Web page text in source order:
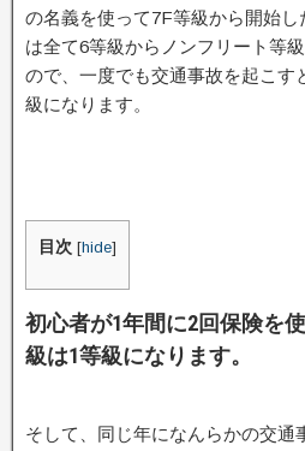
の名義を使って7F等級から開始
は全て6等級からノンフリート等
ので、一度でも交通事故を起こす
級になります。
目次 [hide]
初心者が1年間に2回保険を
級は1等級になります。
そして、同じ年になんらかの交通